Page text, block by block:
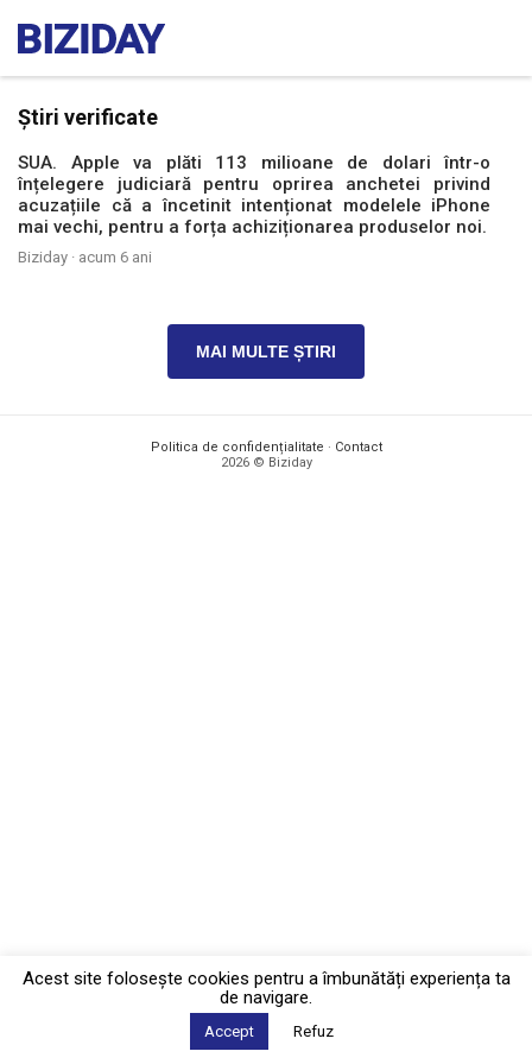
Știri verificate
SUA. Apple va plăti 113 milioane de dolari într-o
înțelegere judiciară pentru oprirea anchetei privind
acuzațiile că a încetinit intenționat modelele iPhone
mai vechi, pentru a forța achiziționarea produselor noi.
Biziday · acum 6 ani
MAI MULTE ȘTIRI
Politica de confidențialitate · Contact
2026 © Biziday
Acest site foloseşte cookies pentru a îmbunătăți experiența ta
de navigare.
Accept Refuz